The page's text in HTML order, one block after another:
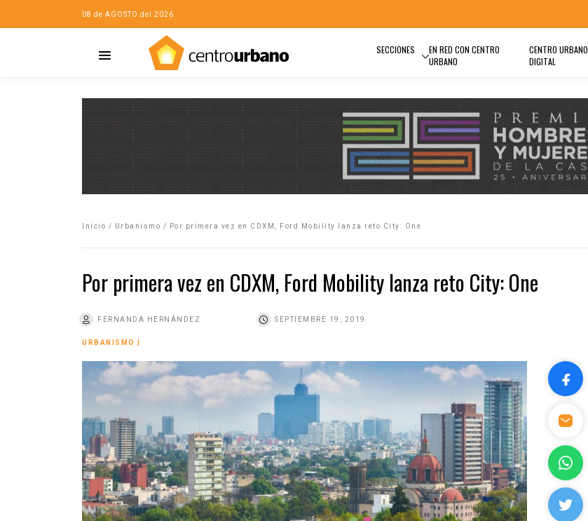
08 de AGOSTO del 2026
SECCIONES
EN RED CON CENTRO
URBANO
CENTRO URBANO
DIGITAL
Inicio / Urbanismo / Por primera vez en CDXM, Ford Mobility lanza reto City: One
Por primera vez en CDXM, Ford Mobility lanza reto City: One
FERNANDA HERNÁNDEZ SEPTIEMBRE 19, 2019
URBANISMO